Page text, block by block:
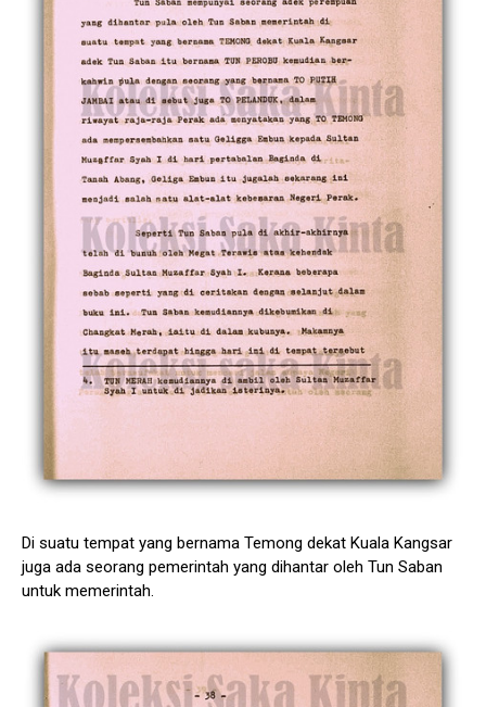
Di suatu tempat yang bernama Temong dekat Kuala Kangsar
juga ada seorang pemerintah yang dihantar oleh Tun Saban
untuk memerintah.